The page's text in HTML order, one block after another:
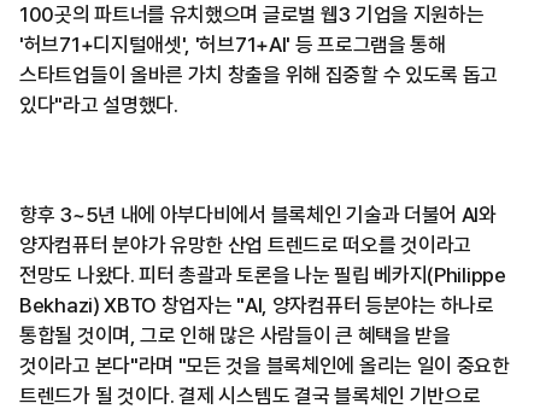
100곳의 파트너를 유치했으며 글로벌 웹3 기업을 지원하는
'허브71+디지털애셋', '허브71+AI' 등 프로그램을 통해
스타트업들이 올바른 가치 창출을 위해 집중할 수 있도록 돕고
있다"라고 설명했다.
향후 3~5년 내에 아부다비에서 블록체인 기술과 더불어 AI와
양자컴퓨터 분야가 유망한 산업 트렌드로 떠오를 것이라고
전망도 나왔다. 피터 총괄과 토론을 나눈 필립 베카지(Philippe
Bekhazi) XBTO 창업자는 "AI, 양자컴퓨터 등분야는 하나로
통합될 것이며, 그로 인해 많은 사람들이 큰 혜택을 받을
것이라고 본다"라며 "모든 것을 블록체인에 올리는 일이 중요한
트렌드가 될 것이다. 결제 시스템도 결국 블록체인 기반으로